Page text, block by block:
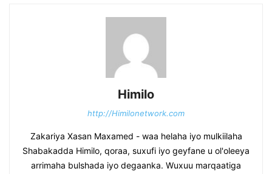
Himilo
http://Himilonetwork.com
Zakariya Xasan Maxamed - waa helaha iyo mulkiilaha
Shabakadda Himilo, qoraa, suxufi iyo geyfane u ol'oleeya
arrimaha bulshada iyo degaanka. Wuxuu marqaatiga